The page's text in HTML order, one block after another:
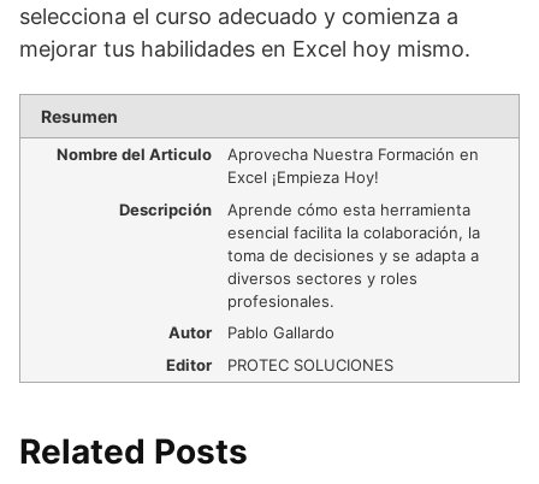
selecciona el curso adecuado y comienza a
mejorar tus habilidades en Excel hoy mismo.
Resumen
Nombre del Articulo
Aprovecha Nuestra Formación en
Excel ¡Empieza Hoy!
Descripción
Aprende cómo esta herramienta
esencial facilita la colaboración, la
toma de decisiones y se adapta a
diversos sectores y roles
profesionales.
Autor
Pablo Gallardo
Editor
PROTEC SOLUCIONES
Related Posts